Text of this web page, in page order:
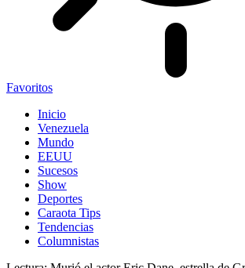
Favoritos
Inicio
Venezuela
Mundo
EEUU
Sucesos
Show
Deportes
Caraota Tips
Tendencias
Columnistas